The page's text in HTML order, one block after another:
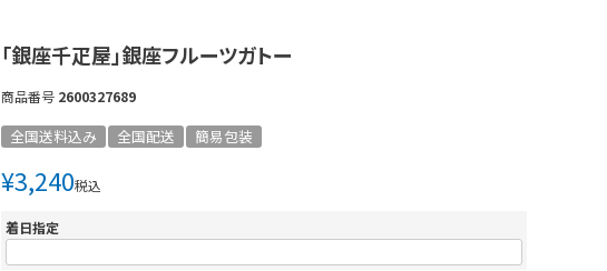
「銀座千疋屋」銀座フルーツガトー
商品番号 2600327689
全国送料込み 全国配送 簡易包装
¥3,240税込
着日指定